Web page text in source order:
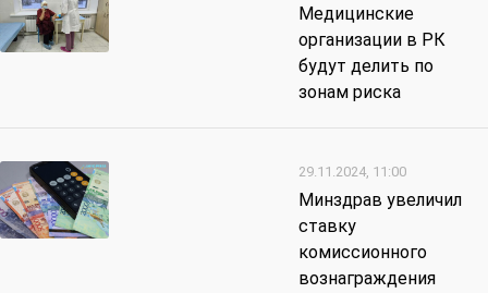
Медицинские
организации в РК
будут делить по
зонам риска
29.11.2024, 11:00
Минздрав увеличил
ставку
комиссионного
вознаграждения